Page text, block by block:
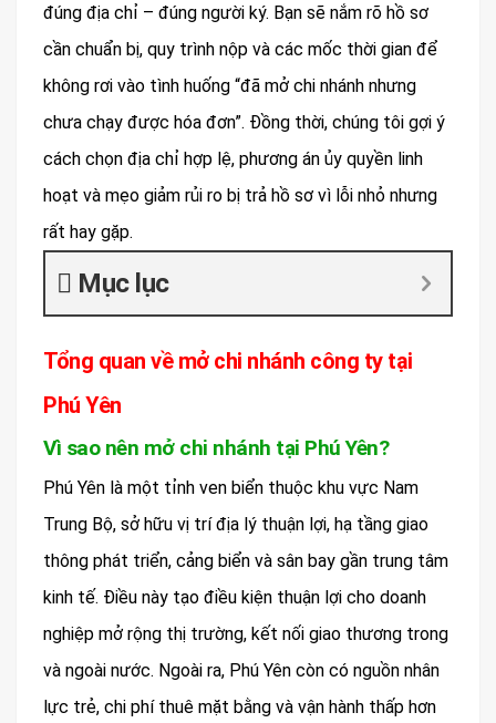
đúng địa chỉ – đúng người ký. Bạn sẽ nắm rõ hồ sơ
cần chuẩn bị, quy trình nộp và các mốc thời gian để
không rơi vào tình huống “đã mở chi nhánh nhưng
chưa chạy được hóa đơn”. Đồng thời, chúng tôi gợi ý
cách chọn địa chỉ hợp lệ, phương án ủy quyền linh
hoạt và mẹo giảm rủi ro bị trả hồ sơ vì lỗi nhỏ nhưng
rất hay gặp.
Mục lục
Tổng quan về mở chi nhánh công ty tại
Phú Yên
Vì sao nên mở chi nhánh tại Phú Yên?
Phú Yên là một tỉnh ven biển thuộc khu vực Nam
Trung Bộ, sở hữu vị trí địa lý thuận lợi, hạ tầng giao
thông phát triển, cảng biển và sân bay gần trung tâm
kinh tế. Điều này tạo điều kiện thuận lợi cho doanh
nghiệp mở rộng thị trường, kết nối giao thương trong
và ngoài nước. Ngoài ra, Phú Yên còn có nguồn nhân
lực trẻ, chi phí thuê mặt bằng và vận hành thấp hơn